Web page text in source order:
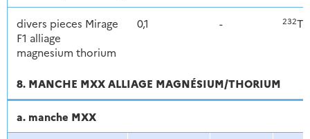
divers pieces Mirage
F1 alliage
magnesium thorium
0,1 - 232Th
8. MANCHE MXX ALLIAGE MAGNÉSIUM/THORIUM
a. manche MXX